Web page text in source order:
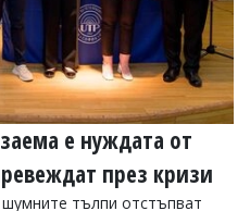
е нуждата от
през кризи
тълпи отстъпват